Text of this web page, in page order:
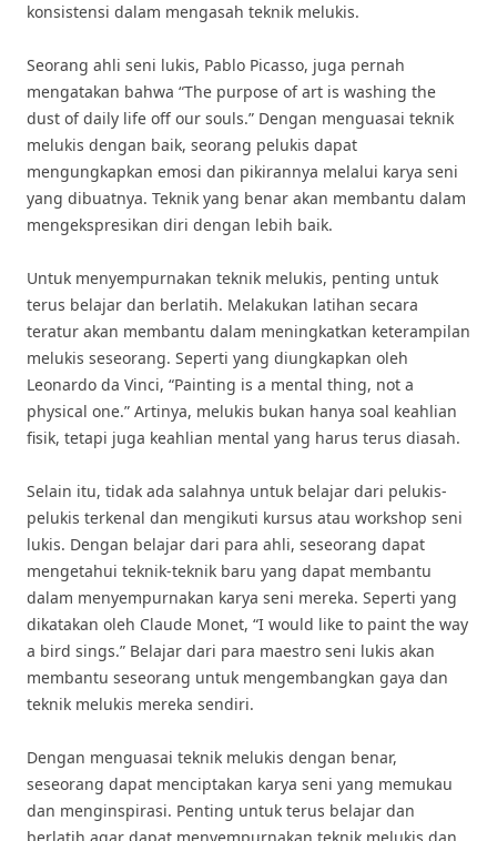
konsistensi dalam mengasah teknik melukis.
Seorang ahli seni lukis, Pablo Picasso, juga pernah
mengatakan bahwa “The purpose of art is washing the
dust of daily life off our souls.” Dengan menguasai teknik
melukis dengan baik, seorang pelukis dapat
mengungkapkan emosi dan pikirannya melalui karya seni
yang dibuatnya. Teknik yang benar akan membantu dalam
mengekspresikan diri dengan lebih baik.
Untuk menyempurnakan teknik melukis, penting untuk
terus belajar dan berlatih. Melakukan latihan secara
teratur akan membantu dalam meningkatkan keterampilan
melukis seseorang. Seperti yang diungkapkan oleh
Leonardo da Vinci, “Painting is a mental thing, not a
physical one.” Artinya, melukis bukan hanya soal keahlian
fisik, tetapi juga keahlian mental yang harus terus diasah.
Selain itu, tidak ada salahnya untuk belajar dari pelukis-
pelukis terkenal dan mengikuti kursus atau workshop seni
lukis. Dengan belajar dari para ahli, seseorang dapat
mengetahui teknik-teknik baru yang dapat membantu
dalam menyempurnakan karya seni mereka. Seperti yang
dikatakan oleh Claude Monet, “I would like to paint the way
a bird sings.” Belajar dari para maestro seni lukis akan
membantu seseorang untuk mengembangkan gaya dan
teknik melukis mereka sendiri.
Dengan menguasai teknik melukis dengan benar,
seseorang dapat menciptakan karya seni yang memukau
dan menginspirasi. Penting untuk terus belajar dan